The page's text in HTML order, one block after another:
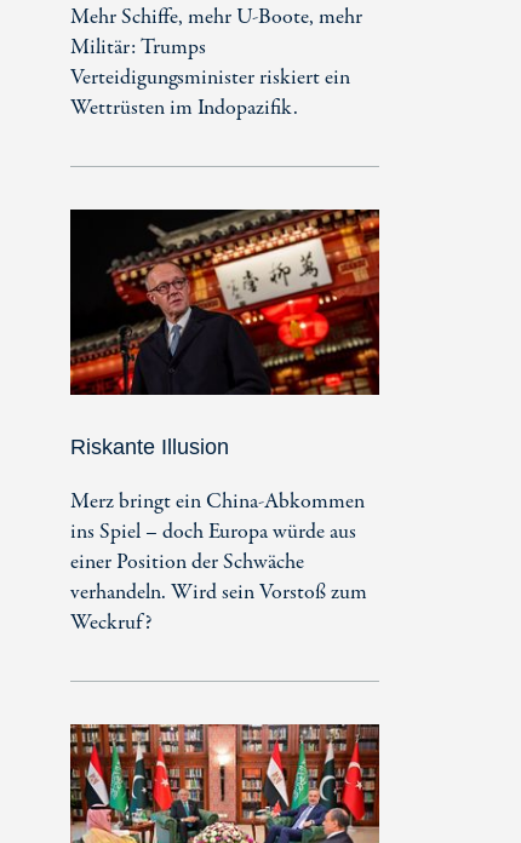
Mehr Schiffe, mehr U-Boote, mehr
Militär: Trumps
Verteidigungsminister riskiert ein
Wettrüsten im Indopazifik.
Riskante Illusion
Merz bringt ein China-Abkommen
ins Spiel – doch Europa würde aus
einer Position der Schwäche
verhandeln. Wird sein Vorstoß zum
Weckruf?